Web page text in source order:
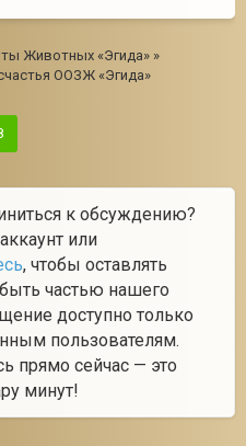
Животных «Эгида» »
ООЗЖ «Эгида»
к обсуждению?
или
, чтобы оставлять
частью нашего
доступно только
пользователям.
прямо сейчас — это
минут!